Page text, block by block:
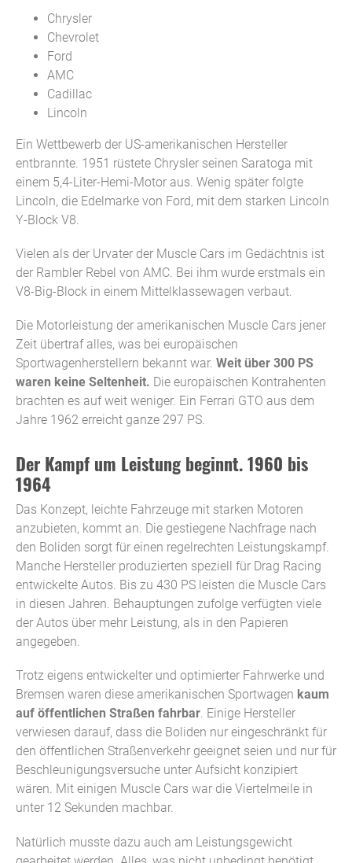
Chrysler
Chevrolet
Ford
AMC
Cadillac
Lincoln
Ein Wettbewerb der US-amerikanischen Hersteller
entbrannte. 1951 rüstete Chrysler seinen Saratoga mit
einem 5,4-Liter-Hemi-Motor aus. Wenig später folgte
Lincoln, die Edelmarke von Ford, mit dem starken Lincoln
Y-Block V8.
Vielen als der Urvater der Muscle Cars im Gedächtnis ist
der Rambler Rebel von AMC. Bei ihm wurde erstmals ein
V8-Big-Block in einem Mittelklassewagen verbaut.
Die Motorleistung der amerikanischen Muscle Cars jener
Zeit übertraf alles, was bei europäischen
Sportwagenherstellern bekannt war. Weit über 300 PS
waren keine Seltenheit. Die europäischen Kontrahenten
brachten es auf weit weniger. Ein Ferrari GTO aus dem
Jahre 1962 erreicht ganze 297 PS.
Der Kampf um Leistung beginnt. 1960 bis
1964
Das Konzept, leichte Fahrzeuge mit starken Motoren
anzubieten, kommt an. Die gestiegene Nachfrage nach
den Boliden sorgt für einen regelrechten Leistungskampf.
Manche Hersteller produzierten speziell für Drag Racing
entwickelte Autos. Bis zu 430 PS leisten die Muscle Cars
in diesen Jahren. Behauptungen zufolge verfügten viele
der Autos über mehr Leistung, als in den Papieren
angegeben.
Trotz eigens entwickelter und optimierter Fahrwerke und
Bremsen waren diese amerikanischen Sportwagen kaum
auf öffentlichen Straßen fahrbar. Einige Hersteller
verwiesen darauf, dass die Boliden nur eingeschränkt für
den öffentlichen Straßenverkehr geeignet seien und nur für
Beschleunigungsversuche unter Aufsicht konzipiert
wären. Mit einigen Muscle Cars war die Viertelmeile in
unter 12 Sekunden machbar.
Natürlich musste dazu auch am Leistungsgewicht